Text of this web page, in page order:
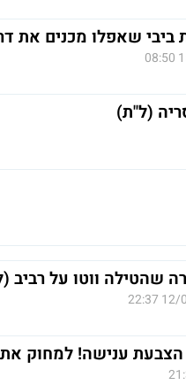
ביבי שאפלו מכנים את
(ל"ת)
שהטילה ווטו על רביב
12/
ענישה! למחוק את